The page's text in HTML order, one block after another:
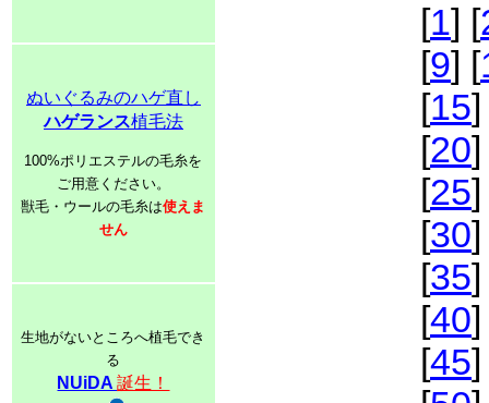
ぬいぐるみのハゲ直し
ハゲランス植毛法
100%ポリエステルの毛糸を
ご用意ください。
獣毛・ウールの毛糸は使えま
せん
生地がないところへ植毛でき
る
NUiDA誕生！
[1] [
[9] [
[15]
[20]
[25]
[30]
[35]
[40]
[45]